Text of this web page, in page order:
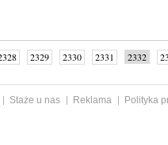
2329 2330 2331 2332
Staże u nas Reklama
Polityka